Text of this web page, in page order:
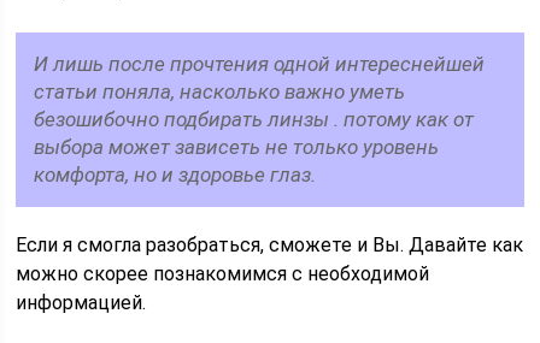
И лишь после прочтения одной интереснейшей
статьи поняла, насколько важно уметь
безошибочно подбирать линзы . потому как от
выбора может зависеть не только уровень
комфорта, но и здоровье глаз.
Если я смогла разобраться, сможете и Вы. Давайте как
можно скорее познакомимся с необходимой
информацией.